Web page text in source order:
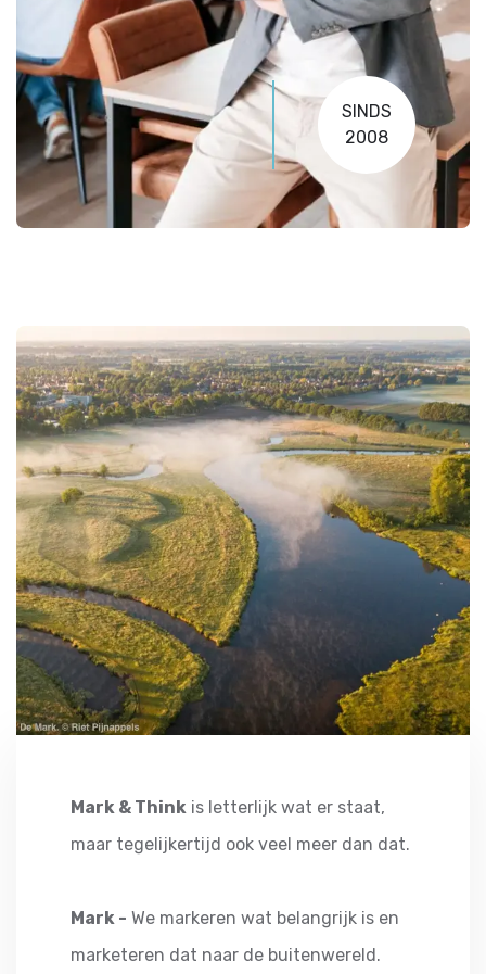
SINDS
2008
Mark & Think is letterlijk wat er staat,
maar tegelijkertijd ook veel meer dan dat.
Mark - We markeren wat belangrijk is en
marketeren dat naar de buitenwereld.